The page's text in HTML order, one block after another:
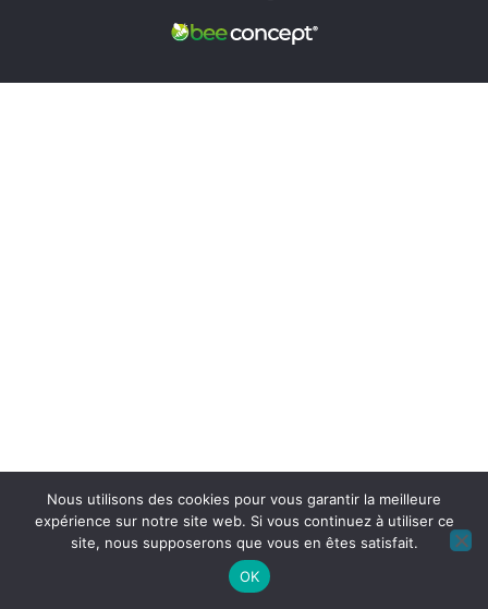
Nous utilisons des cookies pour vous garantir la meilleure
expérience sur notre site web. Si vous continuez à utiliser ce
site, nous supposerons que vous en êtes satisfait.
OK